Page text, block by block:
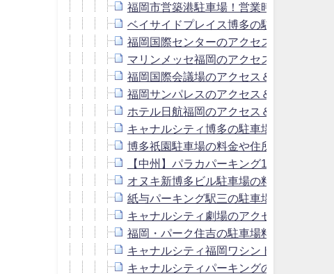
福岡市営築港駐車場！営業時間・最大料
ベイサイドプレイス博多の駐車場！料金
福岡国際センターのアクセス＆駐車場！
マリンメッセ福岡のアクセス＆駐車場の
福岡国際会議場のアクセス＆駐車場！料
福岡サンパレスのアクセス＆駐車場の予
ホテル日航福岡のアクセス＆駐車場！料
キャナルシティ博多の駐車場は無料？周
博多祇園駐車場の料金や住所は？周辺の
【中州】パラカパーキング103の駐車場
オヌキ新博多ビル駐車場の料金は？キャ
紙与パーキング駅三の駐車場料金は？キ
キャナルシティ劇場のアクセス＆駐車場
福岡・パーク住吉の駐車場料金は？キャ
キャナルシティ福岡ワシントンホテルの
キャナルシティパーキングの駐車場料金